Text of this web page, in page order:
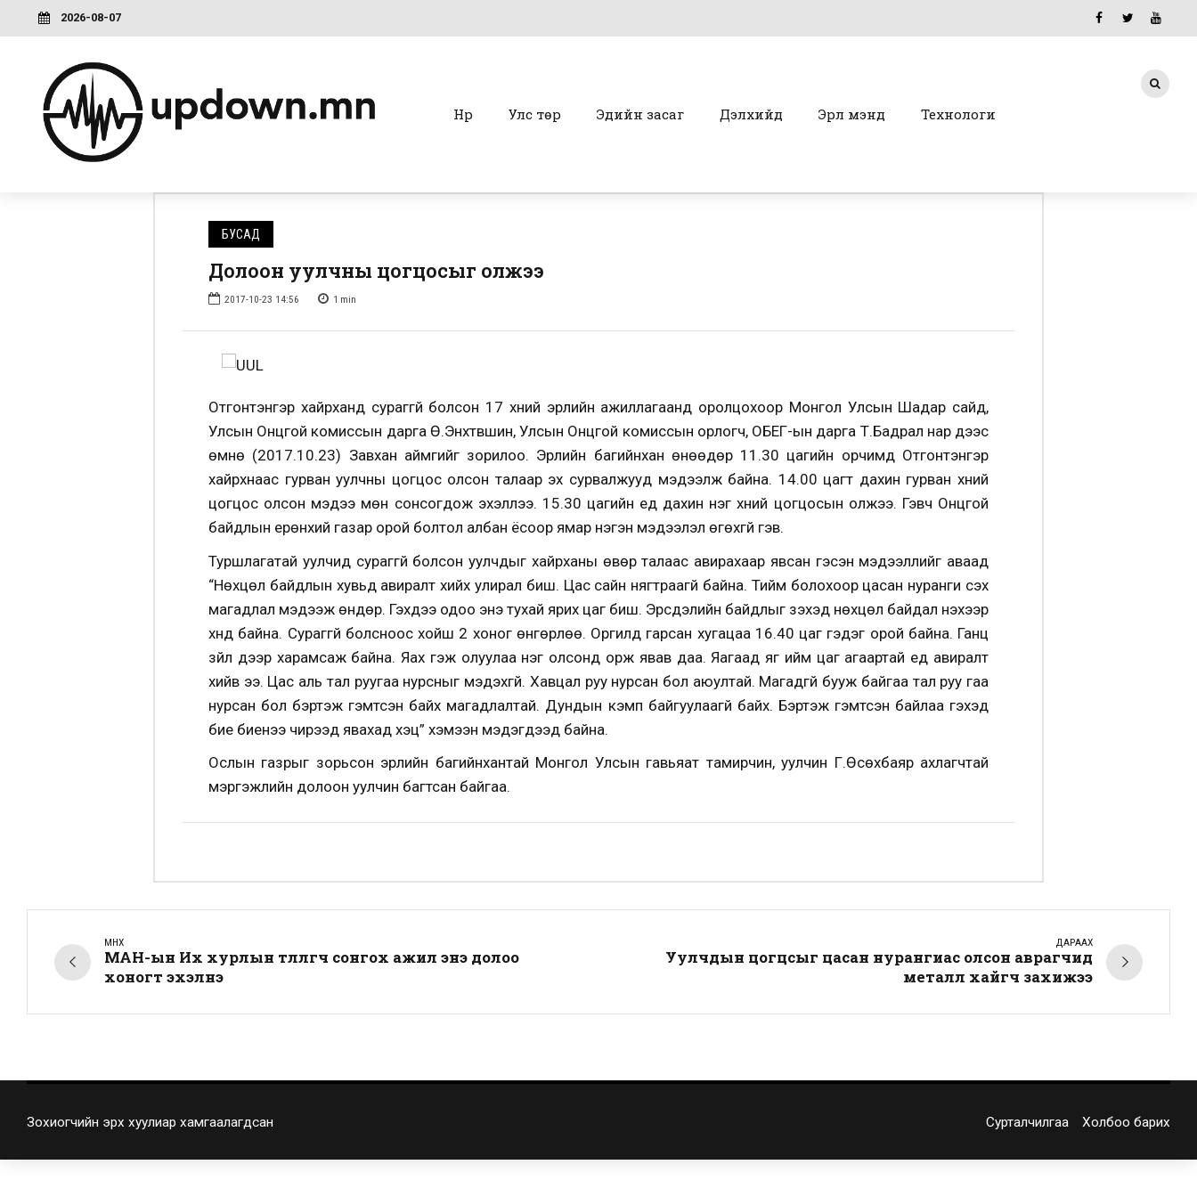
2026-08-07
Нүүр Улс төр Эдийн засаг Дэлхийд Эрүүл мэнд Технологи
БУСАД
Долоон уулчны цогцосыг олжээ
2017-10-23 14:56 1 min
Отгонтэнгэр хайрханд сураггүй болсон 17 хүний эрлийн ажиллагаанд оролцохоор Монгол Улсын Шадар сайд,
Улсын Онцгой комиссын дарга Ө.Энхтүвшин, Улсын Онцгой комиссын орлогч, ОБЕГ-ын дарга Т.Бадрал нар үдээс
өмнө (2017.10.23) Завхан аймгийг зорилоо. Эрлийн багийнхан өнөөдөр 11.30 цагийн орчимд Отгонтэнгэр
хайрхнаас гурван уулчны цогцос олсон талаар эх сурвалжууд мэдээлж байна. 14.00 цагт дахин гурван хүний
цогцос олсон мэдээ мөн сонсогдож эхэллээ. 15.30 цагийн үед дахин нэг хүний цогцосын олжээ. Гэвч Онцгой
байдлын ерөнхий газар орой болтол албан ёсоор ямар нэгэн мэдээлэл өгөхгүй гэв.
Туршлагатай уулчид сураггүй болсон уулчдыг хайрханы өвөр талаас авирахаар явсан гэсэн мэдээллийг аваад
“Нөхцөл байдлын хувьд авиралт хийх улирал биш. Цас сайн нягтраагүй байна. Тийм болохоор цасан нуранги үүсэх
магадлал мэдээж өндөр. Гэхдээ одоо энэ тухай ярих цаг биш. Эрсдэлийн байдлыг үзэхэд нөхцөл байдал үнэхээр
хүнд байна. Сураггүй болсноос хойш 2 хоног өнгөрлөө. Оргилд гарсан хугацаа 16.40 цаг гэдэг орой байна. Ганц
зүйл дээр харамсаж байна. Яах гэж олуулаа нэг олсонд орж явав даа. Яагаад яг ийм цаг агаартай үед авиралт
хийв ээ. Цас аль тал руугаа нурсныг мэдэхгүй. Хавцал руу нурсан бол аюултай. Магадгүй бууж байгаа тал руу гаа
нурсан бол бэртэж гэмтсэн байх магадлалтай. Дундын кэмп байгуулаагүй байх. Бэртэж гэмтсэн байлаа гэхэд
бие биенээ чирээд явахад хэцүү” хэмээн мэдэгдээд байна.
Ослын газрыг зорьсон эрлийн багийнхантай Монгол Улсын гавьяат тамирчин, уулчин Г.Өсөхбаяр ахлагчтай
мэргэжлийн долоон уулчин багтсан байгаа.
ӨМНӨХ
МАН-ын Их хурлын төлөөлөгч сонгох ажил энэ долоо
хоногт эхэлнэ
ДАРААХ
Уулчдын цогцсыг цасан нурангиас олсон аврагчид
металл хайгч захижээ
Зохиогчийн эрх хуулиар хамгаалагдсан Сурталчилгаа Холбоо барих